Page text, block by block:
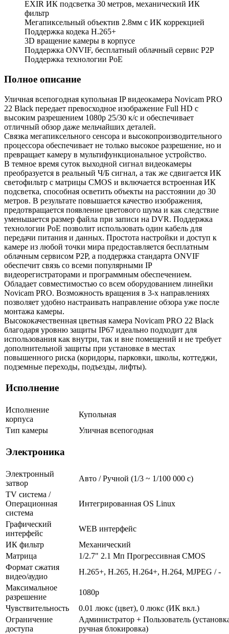
EXIR ИК подсветка 30 метров, механический ИК
фильтр
Мегапиксельный объектив 2.8мм с ИК коррекцией
Поддержка кодека H.265+
3D вращение камеры в корпусе
Поддержка ONVIF, бесплатный облачный сервис P2P
Поддержка технологии PoE
Полное описание
Уличная всепогодная купольная IP видеокамера Novicam PRO
22 Black передает превосходное изображение Full HD с
высоким разрешением 1080p 25/30 к/с и обеспечивает
отличный обзор даже мельчайших деталей.
Связка мегапиксельного сенсора и высокопроизводительного
процессора обеспечивает не только высокое разрешение, но и
превращает камеру в мультифункциональное устройство.
В темное время суток выходной сигнал видеокамеры
преобразуется в реальный Ч/Б сигнал, а так же сдвигается ИК
светофильтр с матрицы CMOS и включается встроенная ИК
подсветка, способная осветить объекты на расстоянии до 30
метров. В результате повышается качество изображения,
предотвращается появление цветового шума и как следствие
уменьшается размер файла при записи на DVR. Поддержка
технологии РоЕ позволит использовать один кабель для
передачи питания и данных. Простота настройки и доступ к
камере из любой точки мира предоставляется бесплатным
облачным сервисом P2P, а поддержка стандарта ONVIF
обеспечит связь со всеми популярными IP
видеорегистраторами и программным обеспечением.
Обладает совместимостью со всем оборудованием линейки
Novicam PRO. Возможность вращения в 3-х направлениях
позволяет удобно настраивать направление обзора уже после
монтажа камеры.
Высококачественная цветная камера Novicam PRO 22 Black
благодаря уровню защиты IP67 идеально подходит для
использования как внутри, так и вне помещений и не требует
дополнительной защиты при установке в местах
повышенного риска (коридоры, парковки, школы, коттеджи,
подземные переходы, подъезды, лифты).
Исполнение
Исполнение
корпуса
Купольная
Тип камеры
Уличная всепогодная
Электроника
Электронный
затвор
Авто / Ручной (1/3 ~ 1/100 000 с)
TV система /
Операционная
система
Интегрированная OS Linux
Графический
интерфейс
WEB интерфейс
ИК фильтр
Механический
Матрица
1/2.7" 2.1 Мп Прогрессивная CMOS
Формат сжатия
видео/аудио
H.265+, H.265, H.264+, H.264, MJPEG / -
Максимальное
разрешение
1080p
Чувствительность
0.01 люкс (цвет), 0 люкс (ИК вкл.)
Ограничение
доступа
Администратор + Пользователь
ручная блокировка)